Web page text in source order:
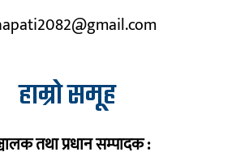
हाम्रो समूह
तथा प्रधान सम्पादक :